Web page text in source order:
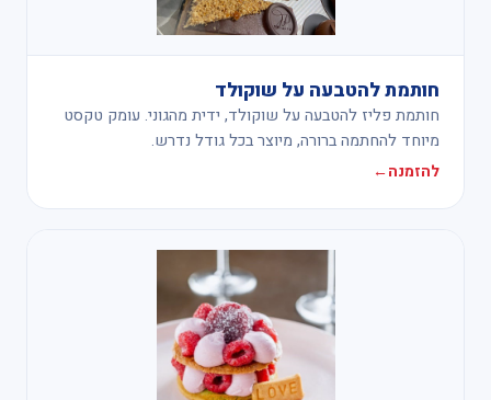
חותמת להטבעה על שוקולד
חותמת פליז להטבעה על שוקולד, ידית מהגוני. עומק טקסט
מיוחד להחתמה ברורה, מיוצר בכל גודל נדרש.
להזמנה←